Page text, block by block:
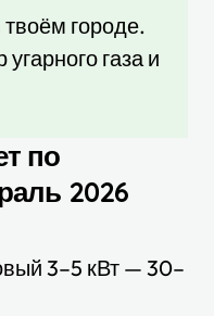
твоём городе.
газа и
по
2026
3–5 кВт — 30–